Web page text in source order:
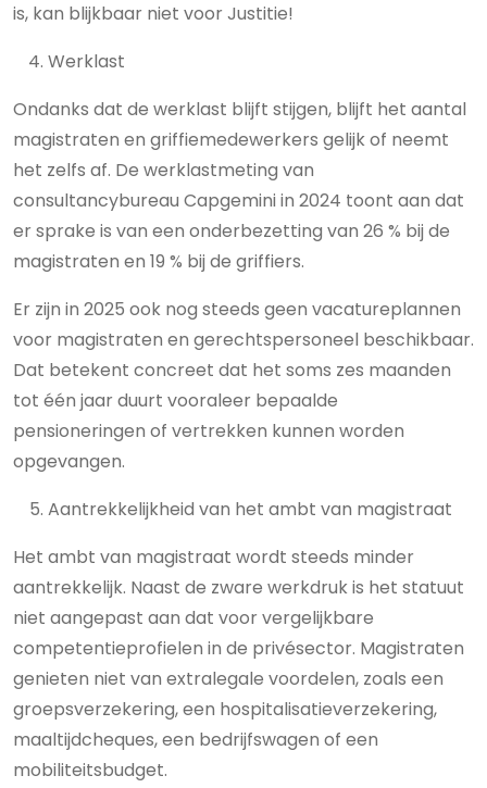
is, kan blijkbaar niet voor Justitie!
Werklast
Ondanks dat de werklast blijft stijgen, blijft het aantal
magistraten en griffiemedewerkers gelijk of neemt
het zelfs af. De werklastmeting van
consultancybureau Capgemini in 2024 toont aan dat
er sprake is van een onderbezetting van 26 % bij de
magistraten en 19 % bij de griffiers.
Er zijn in 2025 ook nog steeds geen vacatureplannen
voor magistraten en gerechtspersoneel beschikbaar.
Dat betekent concreet dat het soms zes maanden
tot één jaar duurt vooraleer bepaalde
pensioneringen of vertrekken kunnen worden
opgevangen.
Aantrekkelijkheid van het ambt van magistraat
Het ambt van magistraat wordt steeds minder
aantrekkelijk. Naast de zware werkdruk is het statuut
niet aangepast aan dat voor vergelijkbare
competentieprofielen in de privésector. Magistraten
genieten niet van extralegale voordelen, zoals een
groepsverzekering, een hospitalisatieverzekering,
maaltijdcheques, een bedrijfswagen of een
mobiliteitsbudget.